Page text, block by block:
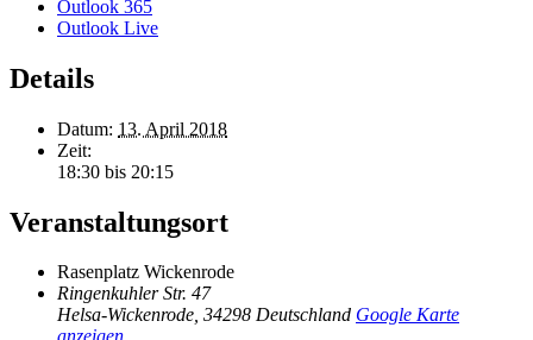
Outlook 365
Outlook Live
Details
Datum: 13. April 2018
Zeit:
18:30 bis 20:15
Veranstaltungsort
Rasenplatz Wickenrode
Ringenkuhler Str. 47
Helsa-Wickenrode, 34298 Deutschland Google Karte